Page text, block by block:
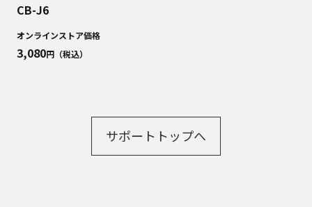
CB-J6
オンラインストア価格
3,080円（税込）
サポートトップへ